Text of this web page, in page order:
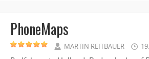
PhoneMaps
MARTIN REITBAUER